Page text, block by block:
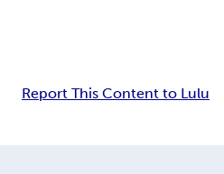
Report This Content to Lulu